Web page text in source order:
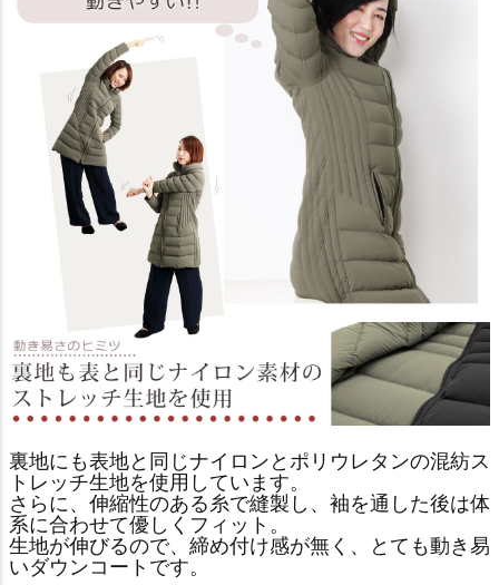
裏地にも表地と同じナイロンとポリウレタンの混紡ス
トレッチ生地を使用しています。
さらに、伸縮性のある糸で縫製し、袖を通した後は体
系に合わせて優しくフィット。
生地が伸びるので、締め付け感が無く、とても動き易
いダウンコートです。